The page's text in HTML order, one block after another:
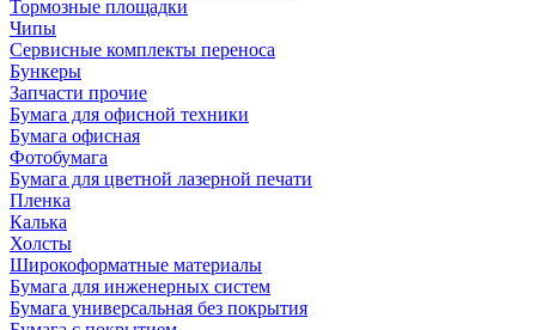
Тормозные площадки
Чипы
Сервисные комплекты переноса
Бункеры
Запчасти прочие
Бумага для офисной техники
Бумага офисная
Фотобумага
Бумага для цветной лазерной печати
Пленка
Калька
Холсты
Широкоформатные материалы
Бумага для инженерных систем
Бумага универсальная без покрытия